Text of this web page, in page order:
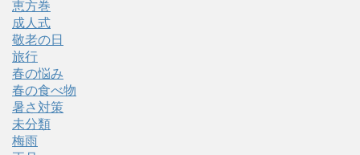
恵方巻
成人式
敬老の日
旅行
春の悩み
春の食べ物
暑さ対策
未分類
梅雨